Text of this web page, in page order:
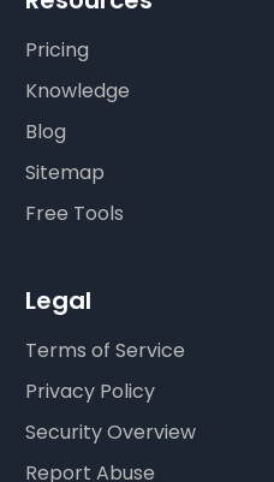
Pricing
Knowledge
Blog
Sitemap
Free Tools
Legal
Terms of Service
Privacy Policy
Security Overview
Report Abuse